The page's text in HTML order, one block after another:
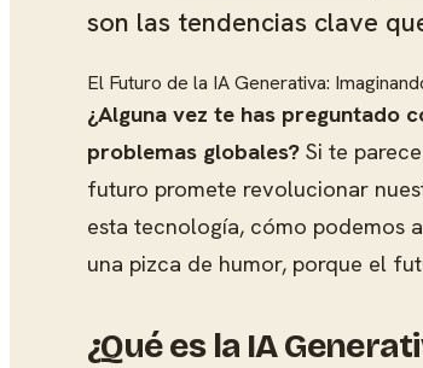
son las tendencias clave
El Futuro de la IA Generativa:
¿Alguna vez te has preguntado
problemas globales? Si te
futuro promete revolucionar
esta tecnología, cómo podemos
una pizca de humor, porque el
¿Qué es la IA